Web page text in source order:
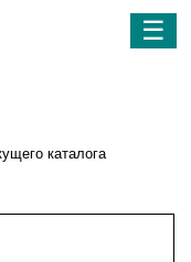
☰
каталога